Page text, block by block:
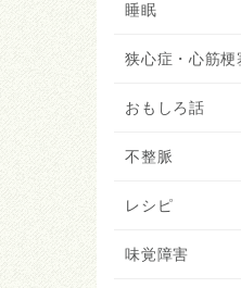
睡眠
狭心症・心筋梗
おもしろ話
不整脈
レシピ
味覚障害